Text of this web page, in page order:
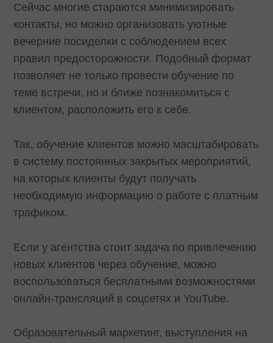
Сейчас многие стараются минимизировать
контакты, но можно организовать уютные
вечерние посиделки с соблюдением всех
правил предосторожности. Подобный формат
позволяет не только провести обучение по
теме встречи, но и ближе познакомиться с
клиентом, расположить его к себе.
Так, обучение клиентов можно масштабировать
в систему постоянных закрытых мероприятий,
на которых клиенты будут получать
необходимую информацию о работе с платным
трафиком.
Если у агентства стоит задача по привлечению
новых клиентов через обучение, можно
воспользоваться бесплатными возможностями
онлайн-трансляций в соцсетях и YouTube.
Образовательный маркетинг, выступления на